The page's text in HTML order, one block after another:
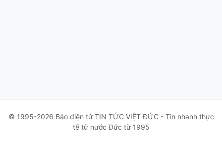
© 1995-2026 Báo điện tử TIN TỨC VIỆT ĐỨC - Tin nhanh thực
tế từ nước Đức từ 1995